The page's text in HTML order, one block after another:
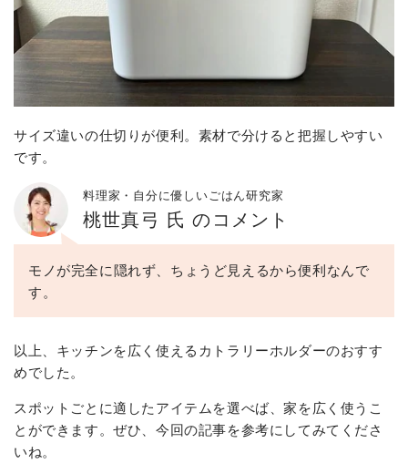
サイズ違いの仕切りが便利。素材で分けると把握しやすい
です。
料理家・自分に優しいごはん研究家
桃世真弓 氏 のコメント
モノが完全に隠れず、ちょうど見えるから便利なんで
す。
以上、キッチンを広く使えるカトラリーホルダーのおすす
めでした。
スポットごとに適したアイテムを選べば、家を広く使うこ
とができます。ぜひ、今回の記事を参考にしてみてくださ
いね。